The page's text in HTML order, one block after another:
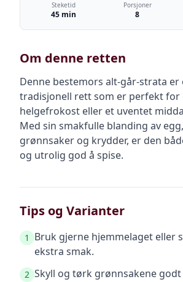
Steketid
45 min
Porsjoner
8
Om denne retten
Denne bestemors alt-går-strata er
tradisjonell rett som er perfekt for
helgefrokost eller et uventet
Med sin smakfulle blanding av
grønnsaker og krydder, er den
og utrolig god å spise.
Tips og Varianter
1
Bruk gjerne hjemmelaget eller
ekstra smak.
2 Skyll og tørk grønnsakene